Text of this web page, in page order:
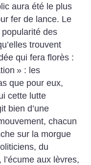
aura été le plus
fer de lance. Le
des
trouvent
qui fera florès :
» : les
que pour eux,
cette lutte
bien d’une
chacun
sur la morgue
du
aux lèvres,